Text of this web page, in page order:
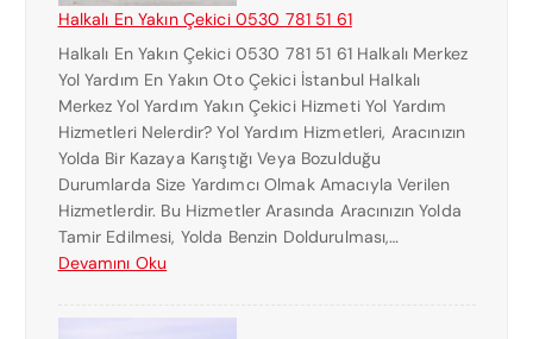
K
I
C
I
N
U
M
A
R
Halkalı En Yakın Çekici 0530 781 51 61
Halkalı En Yakın Çekici 0530 781 51 61 Halkalı Merkez
Yol Yardım En Yakın Oto Çekici İstanbul Halkalı
Merkez Yol Yardım Yakın Çekici Hizmeti Yol Yardım
Hizmetleri Nelerdir? Yol Yardım Hizmetleri, Aracınızın
Yolda Bir Kazaya Karıştığı Veya Bozulduğu
Durumlarda Size Yardımcı Olmak Amacıyla Verilen
Hizmetlerdir. Bu Hizmetler Arasında Aracınızın Yolda
Tamir Edilmesi, Yolda Benzin Doldurulması,…
Devamını Oku: